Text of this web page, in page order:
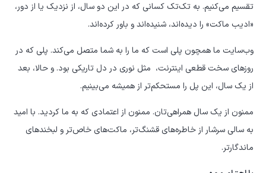
تقسیم می‌کنیم. به تک‌تک کسانی که در این دو سال، از نزدیک یا از دور،
«ادیب ماکت» را دیده‌اند، شنیده‌اند و باور کرده‌اند.
وب‌سایت ما همچون پلی است که ما را به شما متصل می‌کند. پلی که در
روزهای سخت قطعی اینترنت، مثل نوری در دل تاریکی بود. و حالا، بعد
از یک سال، این پل را مستحکم‌تر از همیشه می‌بینیم.
ممنون از یک سال همراهی‌تان. ممنون از اعتمادی که به ما کردید. با امید
به سالی سرشار از خاطره‌های قشنگ‌تر، ماکت‌های خاص‌تر و لبخندهای
ماندگارتر.